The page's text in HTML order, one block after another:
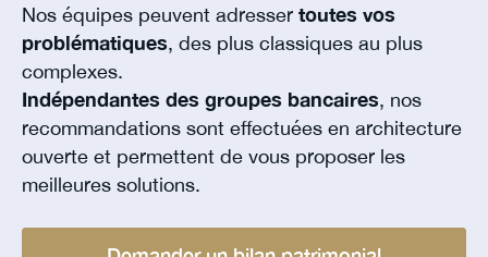
Nos équipes peuvent adresser toutes vos
problématiques, des plus classiques au plus
complexes.
Indépendantes des groupes bancaires, nos
recommandations sont effectuées en architecture
ouverte et permettent de vous proposer les
meilleures solutions.